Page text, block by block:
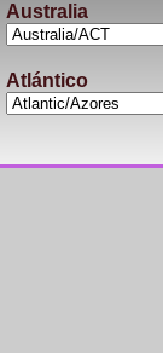
Australia
Atlántico